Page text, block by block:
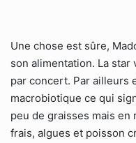
Une chose est sûre,
son alimentation. La star
par concert. Par ailleurs
macrobiotique ce qui
peu de graisses mais
frais, algues et poisson